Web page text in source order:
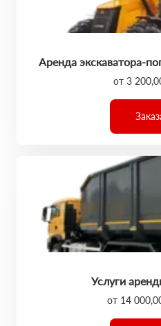
Аренда экскаватора-
от 3
Услуги
от 14